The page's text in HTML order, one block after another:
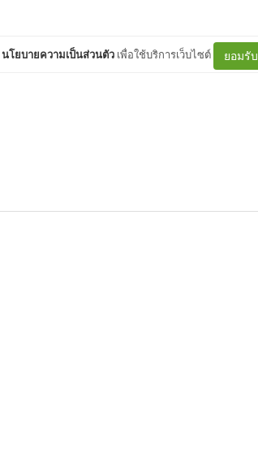
นโยบายความเป็นส่วนตัว เพื่อใช้บริการเว็บไซต์ ยอมรับ